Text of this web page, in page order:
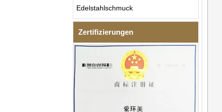
Edelstahlschmuck
Zertifizierungen